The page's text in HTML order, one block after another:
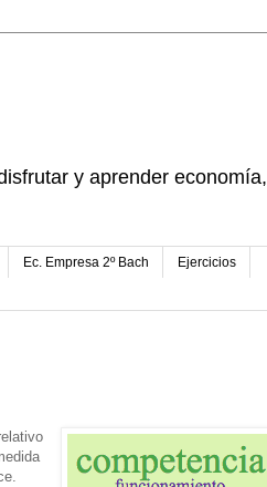
y aprender economía,
Ec. Empresa 2º Bach Ejercicios